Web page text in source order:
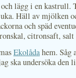
lägg i en kastrull.
Häll av mjölken
och späd
citronsaft, salt
Ekolådahem. Såg
ska undersöka den